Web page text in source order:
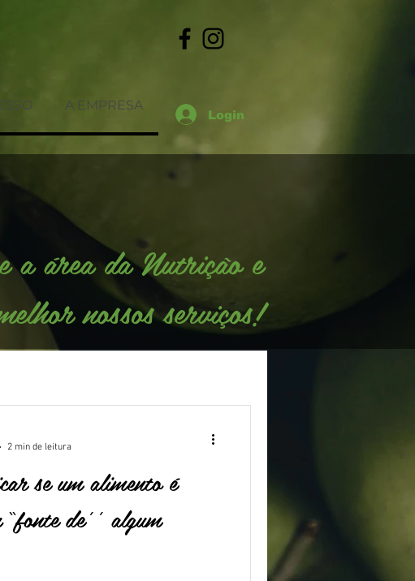
A EMPRESA
Login
a área da Nutrição e
nossos serviços!
se um alimento é
de’’ algum
2 min de leitura